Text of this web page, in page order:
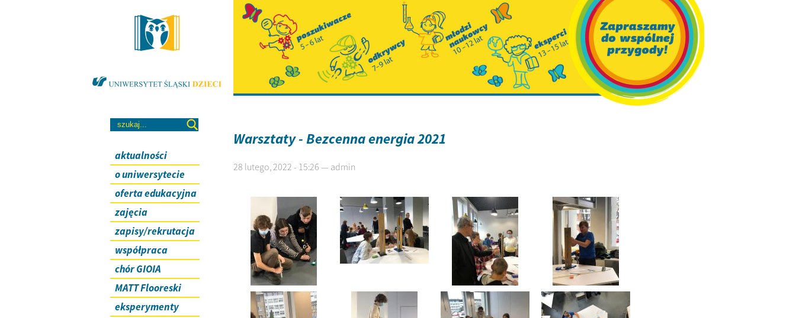
aktualności
o uniwersytecie
oferta edukacyjna
zajęcia
zapisy/rekrutacja
współpraca
chór GIOIA
MATT Flooreski
eksperymenty
Warsztaty - Bezcenna energia 2021
28 lutego, 2022 - 15:26 — admin